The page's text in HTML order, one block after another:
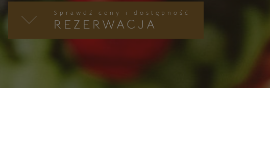
Sprawdź ceny i dostępność
REZERWACJA